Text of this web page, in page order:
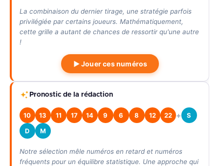
La combinaison du dernier tirage, une stratégie parfois
privilégiée par certains joueurs. Mathématiquement,
cette grille a autant de chances de ressortir qu'une autre
!
▶ Jouer ces numéros
Pronostic de la rédaction
10 13 11 17 14 9 6 8 12 22 +
S
D
M
Notre sélection mêle numéros en retard et numéros
fréquents pour un équilibre statistique. Une approche qui